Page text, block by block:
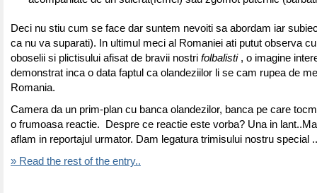
Deci nu stiu cum se face dar suntem nevoiti sa abordam iar
ca nu va suparati). In ultimul meci al Romaniei ati putut observa
oboselii si plictisului afisat de bravii nostri folbalisti , o imagine
demonstrat inca o data faptul ca olandeziilor li se cam rupea de
Romania.
Camera da un prim-plan cu banca olandezilor, banca pe care
o frumoasa reactie. Despre ce reactie este vorba? Una in
aflam in reportajul urmator. Dam legatura trimisului nostru special
» Read the rest of the entry..